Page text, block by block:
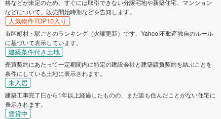
格などが未定のため、すぐには取引できない分譲宅地や新築住宅、マンション
などについて、販売開始時期などを告知します。
人気物件TOP10入り
市区町村・駅ごとのランキング（火曜更新）です。Yahoo!不動産独自のルール
に基づいて表示しています。
建築条件付き土地
売買契約にあたって一定期間内に特定の建設会社と建築請負契約を結ぶことを
条件にしている土地に表示されます。
未入居
建築工事完了日から1年以上経過したものの、まだ誰も住んだことがない住宅に
表示されます。
賃貸中